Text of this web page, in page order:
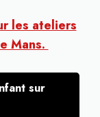
les ateliers
Mans.
sur